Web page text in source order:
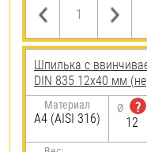
Шпилька c
DIN 835 12х40 мм
Материал
A4 (AISI 316)
Ø
?
12